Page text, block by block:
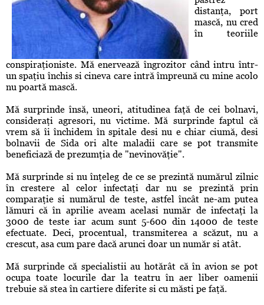
distanţa, port
mască, nu cred
în teoriile
conspiraţioniste. Mă enervează îngrozitor când intru într-
un spaţiu închis si cineva care intră împreună cu mine acolo
nu poartă mască.
Mă surprinde însă, uneori, atitudinea faţă de cei bolnavi,
consideraţi agresori, nu victime. Mă surprinde faptul că
vrem să îi închidem în spitale desi nu e chiar ciumă, desi
bolnavii de Sida ori alte maladii care se pot transmite
beneficiază de prezumţia de "nevinovăţie".
Mă surprinde si nu înţeleg de ce se prezintă numărul zilnic
în crestere al celor infectaţi dar nu se prezintă prin
comparaţie si numărul de teste, astfel încât ne-am putea
lămuri că în aprilie aveam acelasi număr de infectaţi la
3000 de teste iar acum sunt 5-600 din 14000 de teste
efectuate. Deci, procentual, transmitereaa scăzut, nu a
crescut, asa cum pare dacă arunci doar un număr si atât.
Mă surprinde că specialistii au hotărât că în avion se pot
ocupa toate locurile dar la teatru în aer liber oamenii
trebuie să stea în cartiere diferite si cu măsti pe faţă.